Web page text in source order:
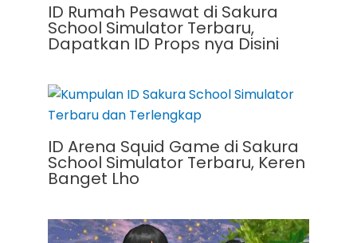
ID Rumah Pesawat di Sakura
School Simulator Terbaru,
Dapatkan ID Props nya Disini
ID Arena Squid Game di Sakura
School Simulator Terbaru, Keren
Banget Lho